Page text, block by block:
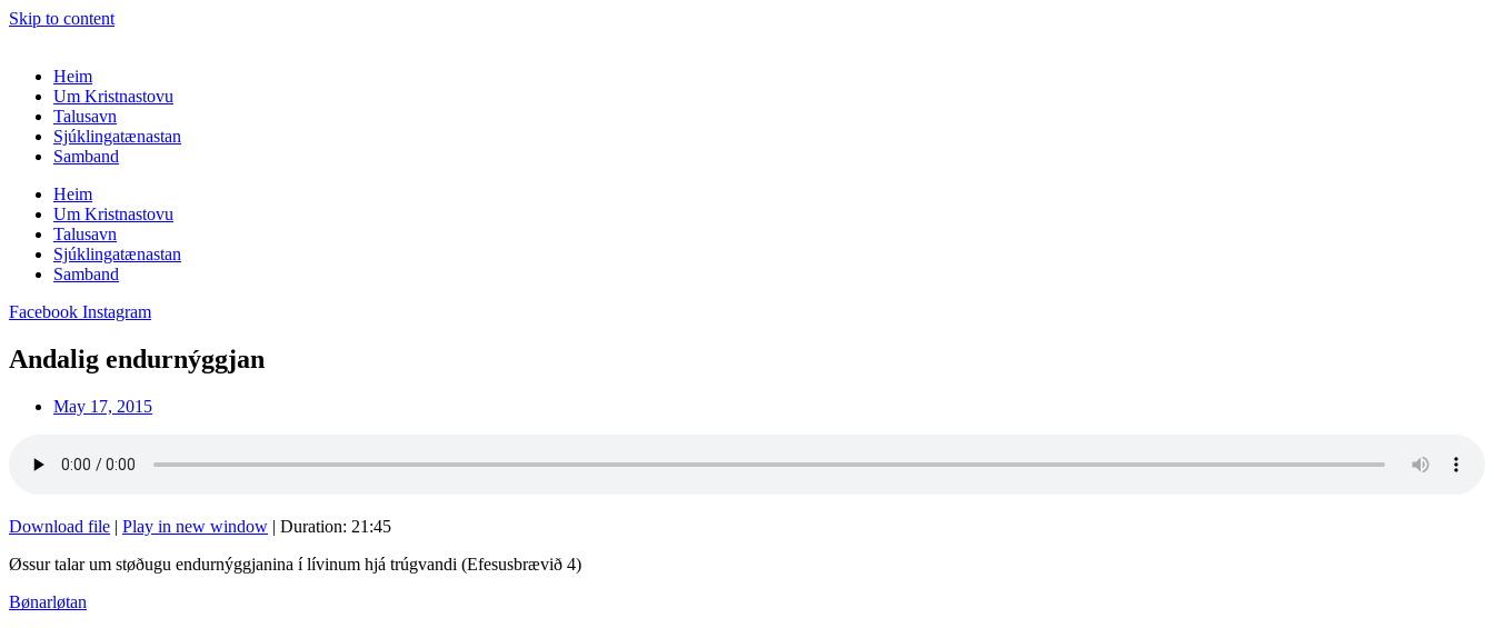
Skip to content
Heim
Um Kristnastovu
Talusavn
Sjúklingatænastan
Samband
Heim
Um Kristnastovu
Talusavn
Sjúklingatænastan
Samband
Facebook Instagram
Andalig endurnýggjan
May 17, 2015
Download file | Play in new window | Duration: 21:45
Øssur talar um støðugu endurnýggjanina í lívinum hjá trúgvandi (Efesusbrævið 4)
Bønarløtan